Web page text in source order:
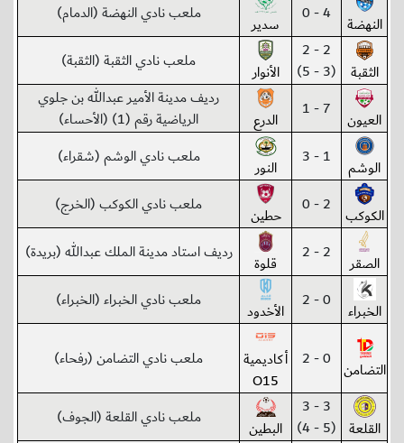
النهضة 4 - 0 سدير ملعب نادي النهضة (الدمام)
الثقبة
2 - 2
(3 - 5)
الأنوار ملعب نادي الثقبة (الثقبة)
العيون 7 - 1 الدرع
رديف مدينة الأمير عبدالله بن جلوي
الرياضية رقم (1) (الأحساء)
الوشم 1 - 3 النور ملعب نادي الوشم (شقراء)
الكوكب 2 - 0 حطين ملعب نادي الكوكب (الخرج)
الصقر 2 - 2 قلوة رديف استاد مدينة الملك عبدالله (بريدة)
الخبراء 0 - 2 الأخدود ملعب نادي الخبراء (الخبراء)
التضامن 0 - 2
أكاديمية
O15
ملعب نادي التضامن (رفحاء)
القلعة
3 - 3
(5 - 4)
البطين ملعب نادي القلعة (الجوف)